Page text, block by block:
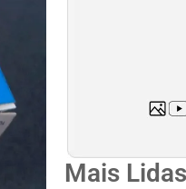
Mais Lidas